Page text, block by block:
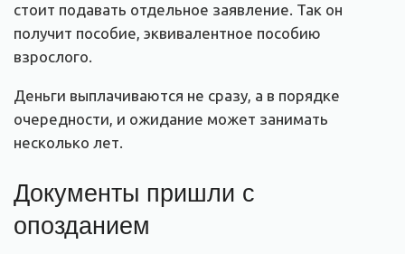
стоит подавать отдельное заявление. Так он
получит пособие, эквивалентное пособию
взрослого.
Деньги выплачиваются не сразу, а в порядке
очередности, и ожидание может занимать
несколько лет.
Документы пришли с
опозданием